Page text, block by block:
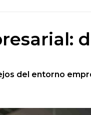
del entorno